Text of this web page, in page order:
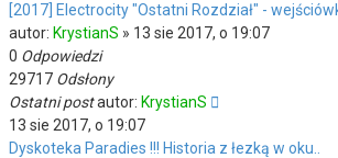
[2017] Electrocity "Ostatni Rozdział" -
autor: KrystianS » 13 sie 2017, o 19:07
0 Odpowiedzi
29717 Odsłony
Ostatni postautor: KrystianS
13 sie 2017, o 19:07
Dyskoteka Paradies !!! Historia z łezką w oku..